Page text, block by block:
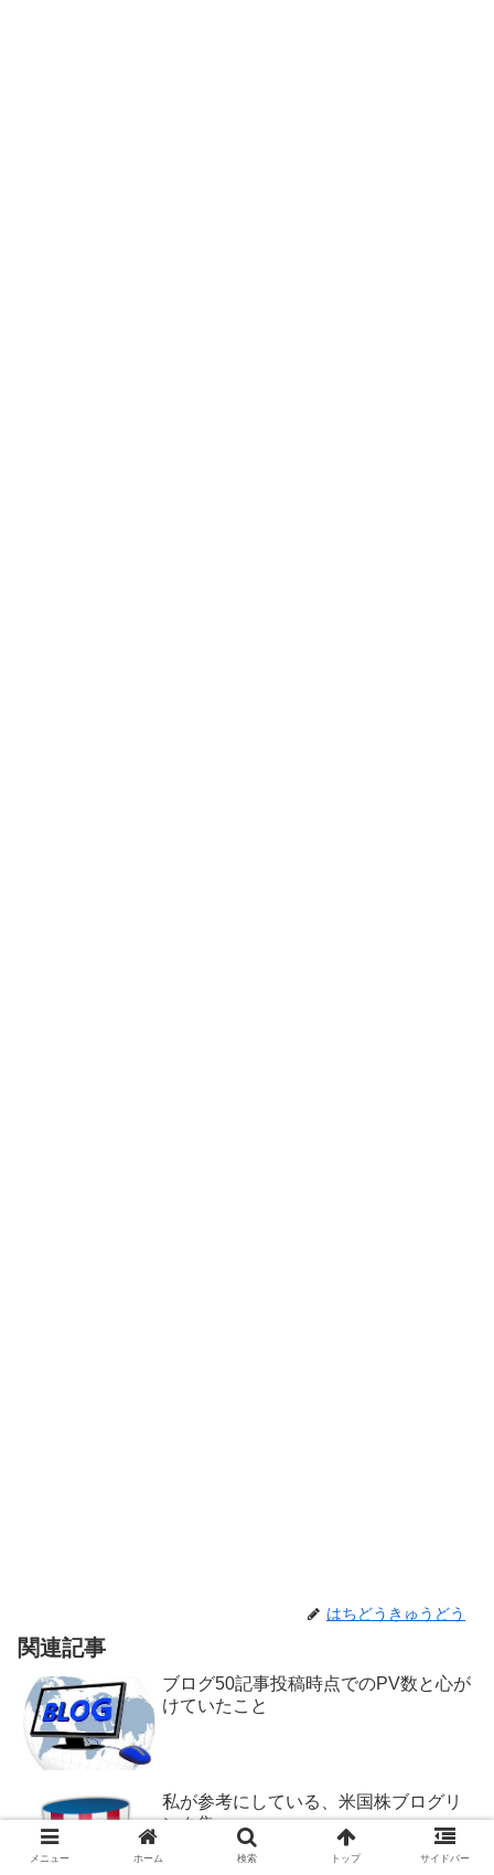
はちどうきゅうどう
関連記事
ブログ50記事投稿時点でのPV数と心が
けていたこと
私が参考にしている、米国株ブログリ
ンク集
メニュー ホーム 検索 トップ サイドバー